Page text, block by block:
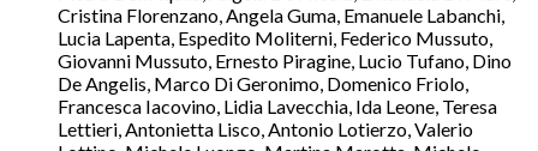
Cristina Florenzano, Angela Guma, Emanuele Labanchi,
Lucia Lapenta, Espedito Moliterni, Federico Mussuto,
Giovanni Mussuto, Ernesto Piragine, Lucio Tufano, Dino
De Angelis, Marco Di Geronimo, Domenico Friolo,
Francesca Iacovino, Lidia Lavecchia, Ida Leone, Teresa
Lettieri, Antonietta Lisco, Antonio Lotierzo, Valerio